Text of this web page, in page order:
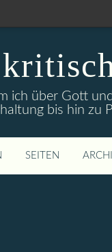
ich über Gott
bis hin zu
SEITEN